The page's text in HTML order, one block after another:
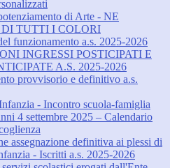
di Arte - NE
TUTTI I COLORI
funzionamento a.s. 2025-2026
INGRESSI POSTICIPATI E
A.S. 2025-2026
provvisorio e definitivo a.s.
- Incontro scuola-famiglia
4 settembre 2025 – Calendario
assegnazione definitiva ai plessi di
- Iscritti a.s. 2025-2026